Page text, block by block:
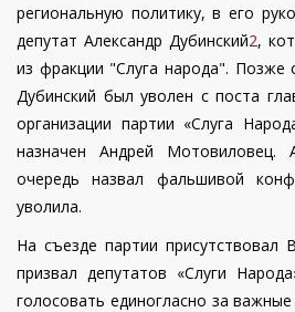
региональную политику, в его
депутат Александр Дубинский2,
из фракции "Слуга народа".
Дубинский был уволен с поста
организации партии «Слуга
назначен Андрей Мотовиловец.
очередь назвал фальшивой
уволила.
На съезде партии присутствовал
призвал депутатов «Слуги
голосовать единогласно за